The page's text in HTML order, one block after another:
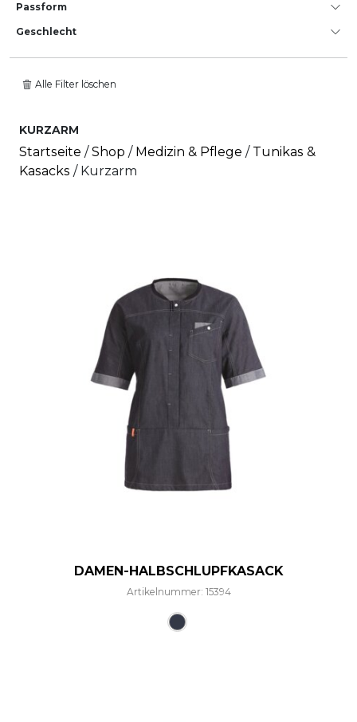
Passform
Geschlecht
Alle Filter löschen
KURZARM
Startseite /Shop / Medizin & Pflege / Tunikas &
Kasacks / Kurzarm
DAMEN-HALBSCHLUPFKASACK
Artikelnummer: 15394